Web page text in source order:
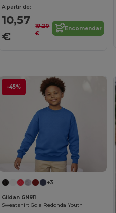
A partir de:
10,57
€
19,20
€
Encomendar
-45%
+3
Gildan GN911
Sweatshirt Gola Redonda Youth